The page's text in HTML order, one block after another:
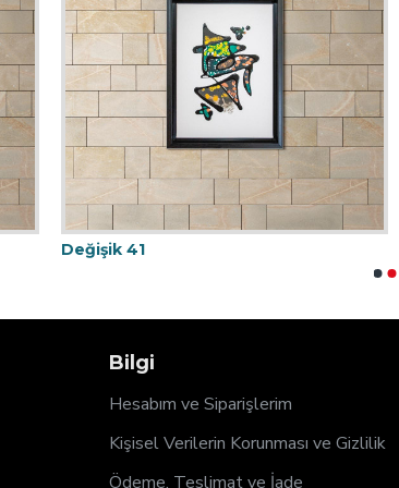
Değişik 41
Bilgi
Hesabım ve Siparişlerim
Kişisel Verilerin Korunması ve Gizlilik
Ödeme, Teslimat ve İade